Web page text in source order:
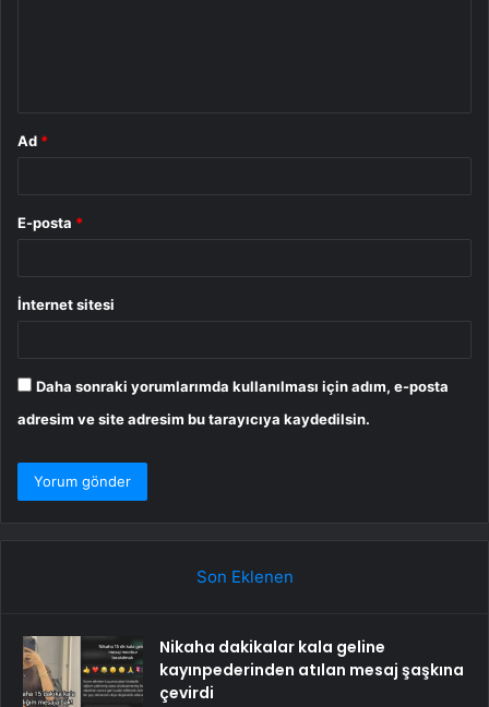
Ad *
E-posta *
İnternet sitesi
Daha sonraki yorumlarımda kullanılması için adım, e-posta
adresim ve site adresim bu tarayıcıya kaydedilsin.
Son Eklenen
Nikaha dakikalar kala geline
kayınpederinden atılan mesaj şaşkına
çevirdi